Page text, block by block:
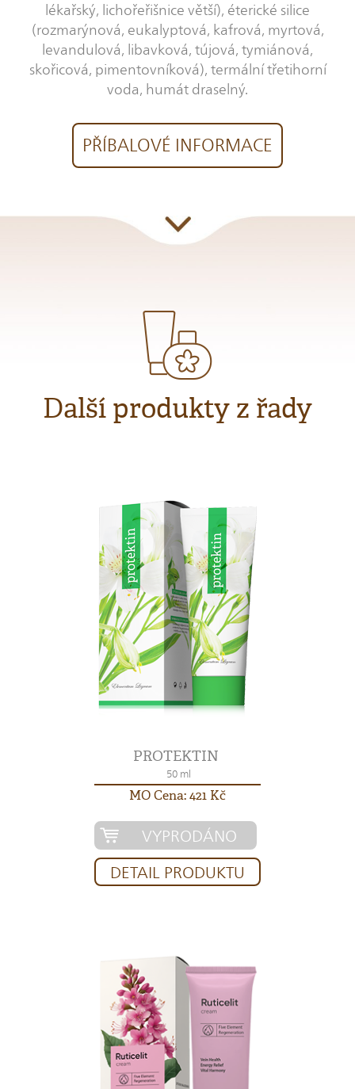
lékařský, lichořeřišnice větší), éterické silice
(rozmarýnová, eukalyptová, kafrová, myrtová,
levandulová, libavková, tújová, tymiánová,
skořicová, pimentovníková), termální třetihorní
voda, humát draselný.
PŘÍBALOVÉ INFORMACE
Další produkty z řady
PROTEKTIN
50 ml
MO Cena: 421 Kč
VYPRODÁNO
DETAIL PRODUKTU